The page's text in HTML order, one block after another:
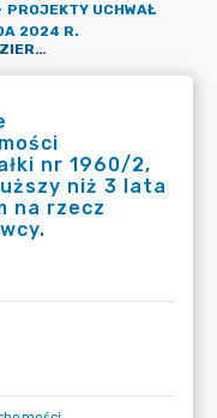
PROJEKTY UCHWAŁ
2024 R.
PROJEKT UCHWAŁY W SPRAWIE WYDZIERŻAWIENIA NIERUCHOMOŚCI OZNACZONEJ JAKO CZĘŚĆ DZIAŁKI NR 1960/2, OBRĘB MOGILNO, NA OKRES DŁUŻSZY NIŻ 3 LATA W TRYBIE BEZPRZETARGOWYM NA RZECZ DOTYCHCZASOWEGO DZIERŻAWCY.
nr 1960/2,
niż 3 lata
na rzecz